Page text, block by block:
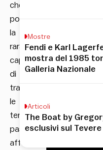
che
possiedono
la
rara
capacità
di
trascendere
le
tendenze
passeggere,
affermandosi
Mostre
Fendi e Karl
mostra del 1985
Galleria Nazionale
Articoli
The Boat by
esclusivi sul Tevere